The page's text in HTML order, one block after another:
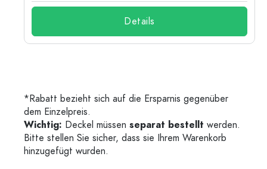
Details
*Rabatt bezieht sich auf die Ersparnis gegenüber
dem Einzelpreis.
Wichtig: Deckel müssen separat bestellt werden.
Bitte stellen Sie sicher, dass sie Ihrem Warenkorb
hinzugefügt wurden.